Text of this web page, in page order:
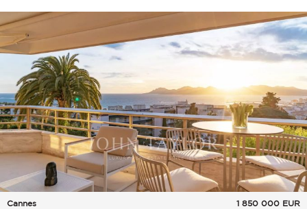
Cannes
1 850 000 EUR